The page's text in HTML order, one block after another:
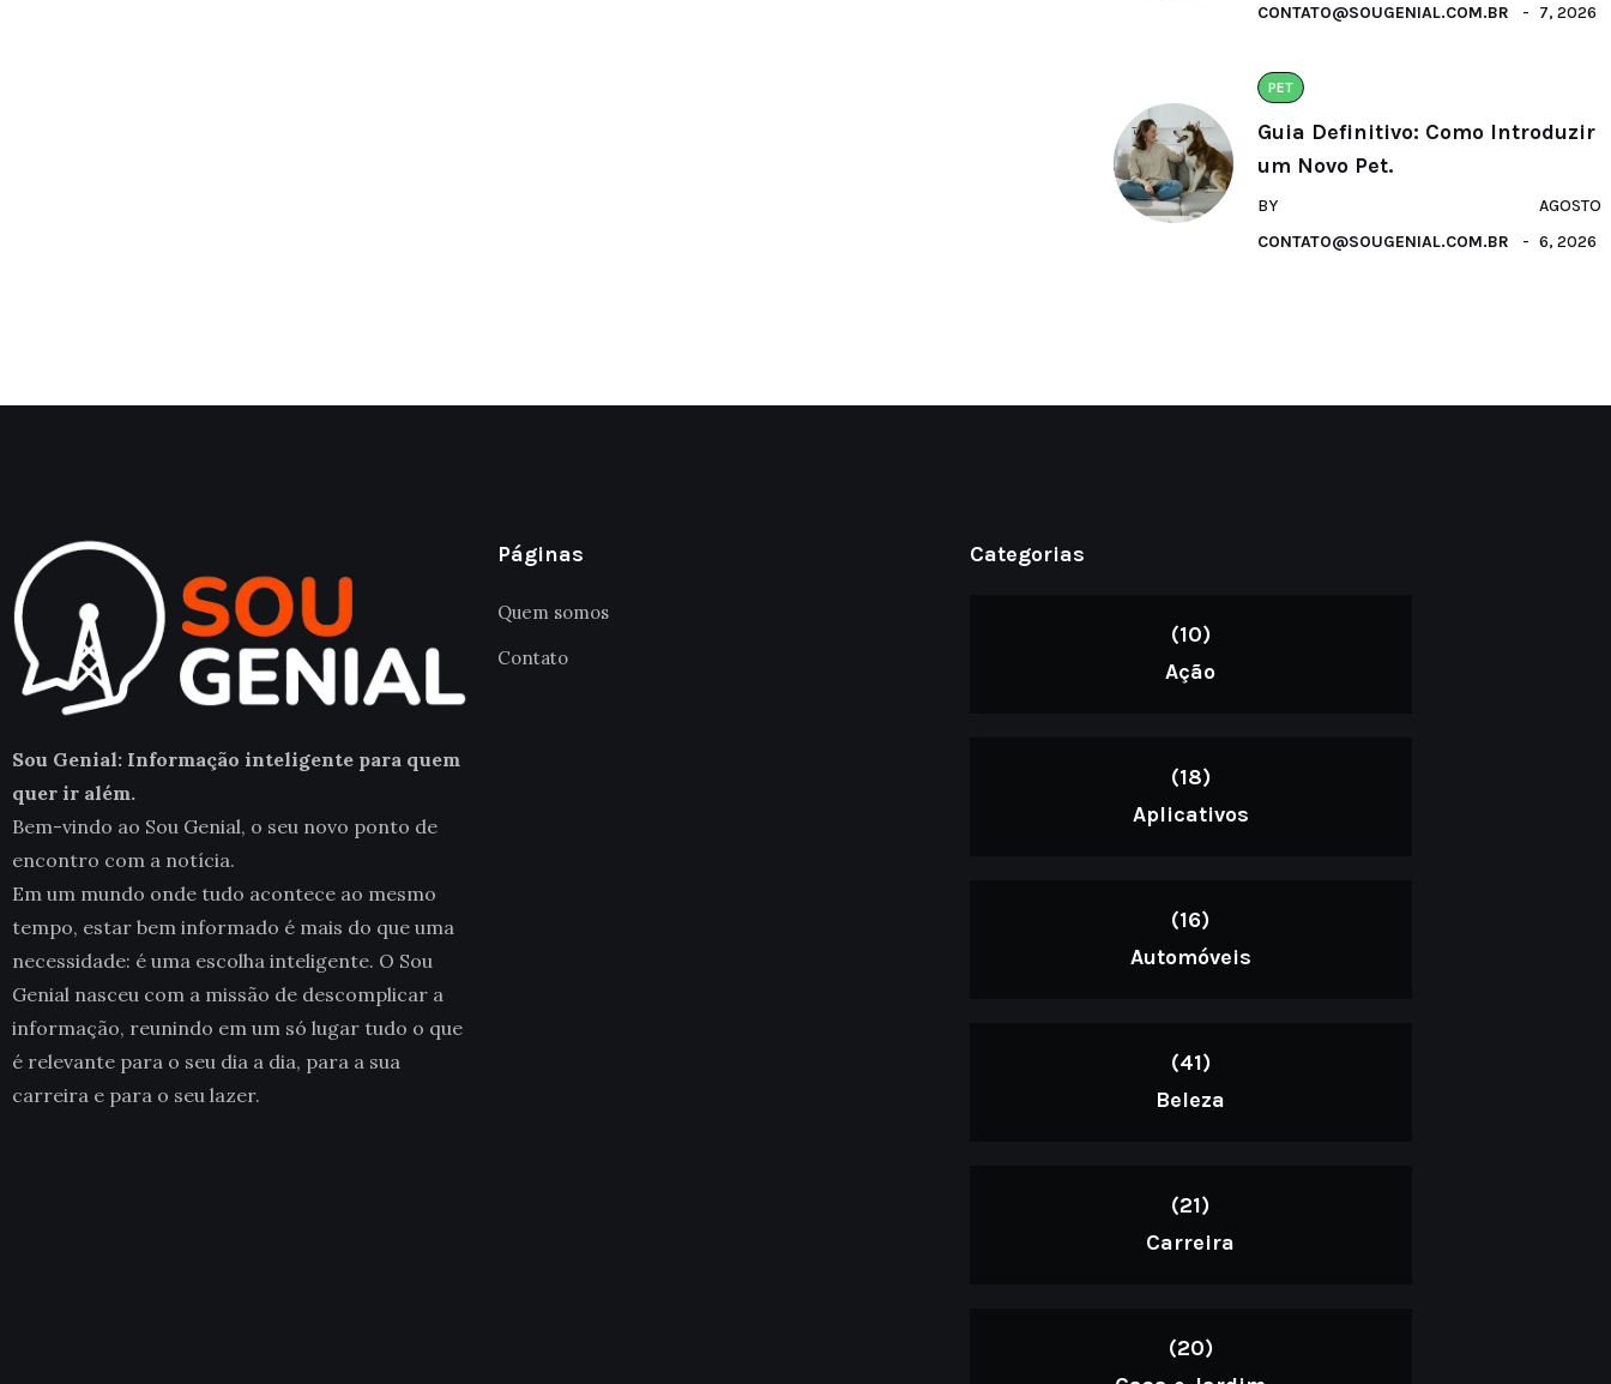
CONTATO@SOUGENIAL.COM.BR
7, 2026
PET
Guia Definitivo: Como Introduzir
um Novo Pet.
BY
CONTATO@SOUGENIAL.COM.BR
AGOSTO
6, 2026
Sou Genial: Informação inteligente para quem
quer ir além.
Bem-vindo ao Sou Genial, o seu novo ponto de
encontro com a notícia.
Em um mundo onde tudo acontece ao mesmo
tempo, estar bem informado é mais do que uma
necessidade: é uma escolha inteligente. O Sou
Genial nasceu com a missão de descomplicar a
informação, reunindo em um só lugar tudo o que
é relevante para o seu dia a dia, para a sua
carreira e para o seu lazer.
Páginas
Quem somos
Contato
Categorias
(10)
Ação
(18)
Aplicativos
(16)
Automóveis
(41)
Beleza
(21)
Carreira
(20)